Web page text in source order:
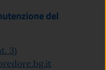
del
3)